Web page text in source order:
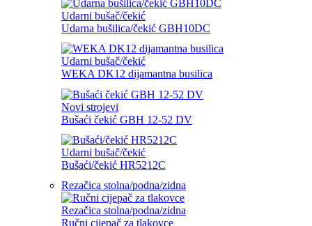
Udarni bušač/čekić
Udarna bušilica/čekić GBH10DC
Udarni bušač/čekić
WEKA DK12 dijamantna busilica
Novi strojevi
Bušaći čekić GBH 12-52 DV
Udarni bušač/čekić
Bušaći/čekić HR5212C
Rezačica stolna/podna/zidna
Rezačica stolna/podna/zidna
Ručni cijepač za tlakovce